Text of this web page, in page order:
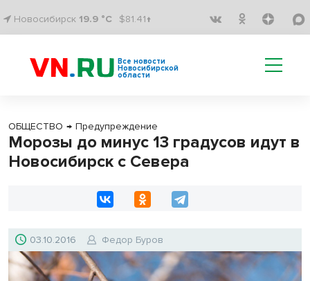
Новосибирск 19.9 °C $81.41↑
Все новости
Новосибирской
области
ОБЩЕСТВО → Предупреждение
Морозы до минус 13 градусов идут в
Новосибирск с Севера
03.10.2016 Федор Буров